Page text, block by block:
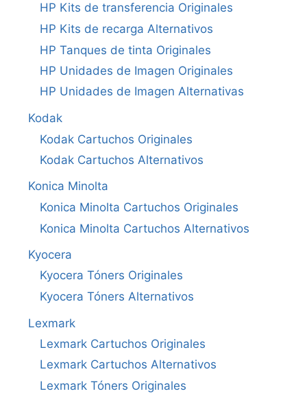
HP Kits de transferencia Originales
HP Kits de recarga Alternativos
HP Tanques de tinta Originales
HP Unidades de Imagen Originales
HP Unidades de Imagen Alternativas
Kodak
Kodak Cartuchos Originales
Kodak Cartuchos Alternativos
Konica Minolta
Konica Minolta Cartuchos Originales
Konica Minolta Cartuchos Alternativos
Kyocera
Kyocera Tóners Originales
Kyocera Tóners Alternativos
Lexmark
Lexmark Cartuchos Originales
Lexmark Cartuchos Alternativos
Lexmark Tóners Originales